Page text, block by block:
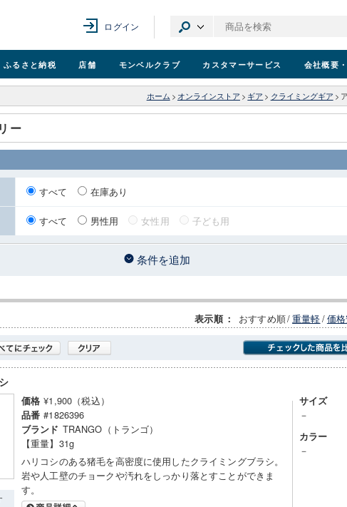
ログイン
ふるさと納税 店舗 モンベルクラブ カスタマーサービス 会社概要
ホーム > オンラインストア > ギア > クライミングギア >
ー
すべて 在庫あり
すべて 男性用 女性用 子ども用
条件を追加
表示順 ： おすすめ順/重量軽/価
価格 ¥1,900（税込）
品番 #1826396
ブランド TRANGO（トランゴ）
【重量】31g
ハリコシのある猪毛を高密度に使用したクライミングブラシ。
岩や人工壁のチョークや汚れをしっかり落とすことができま
す。
サイズ
－
カラー
－